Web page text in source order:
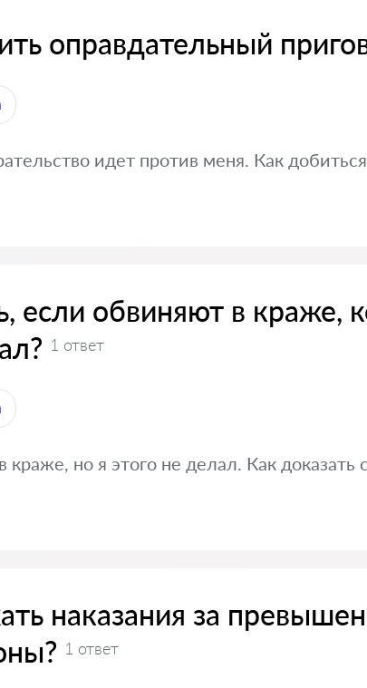
оправдательный
идет против меня. Как
если обвиняют в краже,
1 ответ
но я этого не делал. Как доказать
наказания за
1 ответ